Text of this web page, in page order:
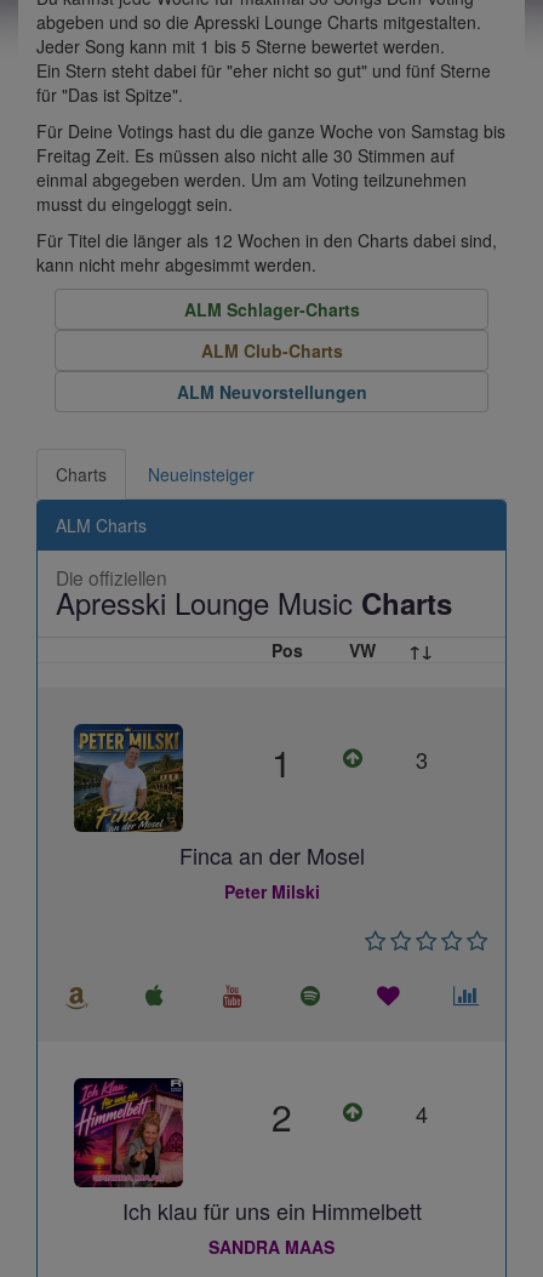
abgeben und so die Apresski Lounge Charts mitgestalten.
Jeder Song kann mit 1 bis 5 Sterne bewertet werden.
Ein Stern steht dabei für "eher nicht so gut" und fünf Sterne
für "Das ist Spitze".
Für Deine Votings hast du die ganze Woche von Samstag bis
Freitag Zeit. Es müssen also nicht alle 30 Stimmen auf
einmal abgegeben werden. Um am Voting teilzunehmen
musst du eingeloggt sein.
Für Titel die länger als 12 Wochen in den Charts dabei sind,
kann nicht mehr abgesimmt werden.
ALM Schlager-Charts
ALM Club-Charts
ALM Neuvorstellungen
Charts Neueinsteiger
ALM Charts
Die offiziellen
Apresski Lounge Music Charts
Pos VW ↑↓
1 3
Finca an der Mosel
Peter Milski
2 4
Ich klau für uns ein Himmelbett
SANDRA MAAS